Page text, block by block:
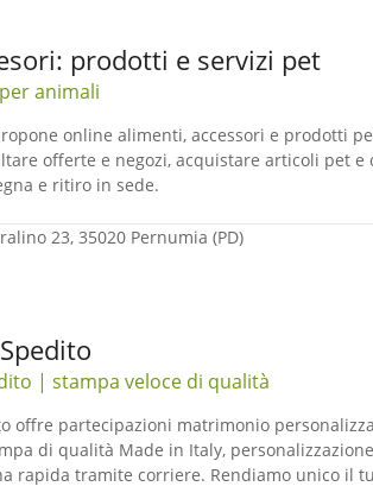
prodotti e servizi pet
animali
online alimenti, accessori e prodotti
offerte e negozi, acquistare articoli pet e
e ritiro in sede.
23, 35020 Pernumia (PD)
| stampa veloce di qualità
offre partecipazioni matrimonio
di qualità Made in Italy,
rapida tramite corriere. Rendiamo unico il